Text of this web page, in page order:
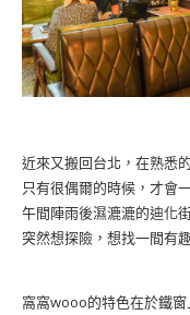
近來又搬回台北，在熟悉
只有很偶爾的時候，才會
午間陣雨後濕漉漉的迪化
突然想探險，想找一間有
窩窩wooo的特色在於鐵窗